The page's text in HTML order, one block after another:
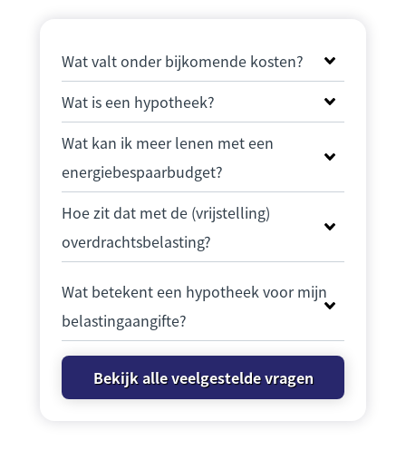
Wat valt onder bijkomende kosten?
Wat is een hypotheek?
Wat kan ik meer lenen met een
energiebespaarbudget?
Hoe zit dat met de (vrijstelling)
overdrachtsbelasting?
Wat betekent een hypotheek voor mijn
belastingaangifte?
Bekijk alle veelgestelde vragen